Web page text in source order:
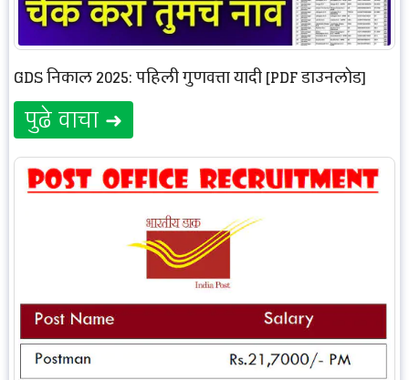
GDS निकाल 2025: पहिली गुणवत्ता यादी [PDF डाउनलोड]
पुढे वाचा ➜